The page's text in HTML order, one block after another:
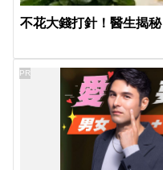
不花大錢打針！醫生揭秘
PR